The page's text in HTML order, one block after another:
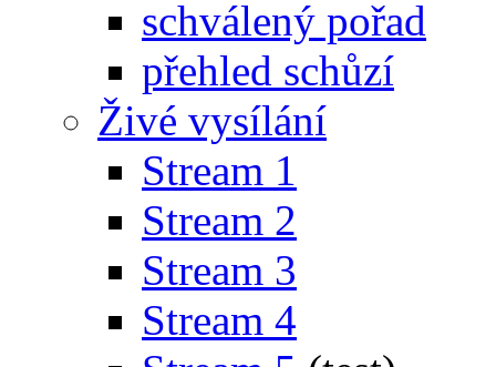
schválený pořad
přehled schůzí
Živé vysílání
Stream 1
Stream 2
Stream 3
Stream 4